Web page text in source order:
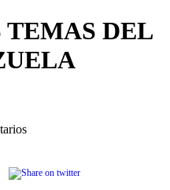
TEMAS DEL